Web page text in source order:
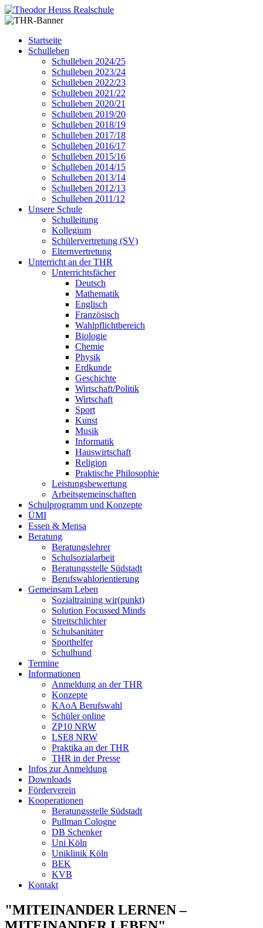
Startseite
Schulleben
Schulleben 2024/25
Schulleben 2023/24
Schulleben 2022/23
Schulleben 2021/22
Schulleben 2020/21
Schulleben 2019/20
Schulleben 2018/19
Schulleben 2017/18
Schulleben 2016/17
Schulleben 2015/16
Schulleben 2014/15
Schulleben 2013/14
Schulleben 2012/13
Schulleben 2011/12
Unsere Schule
Schulleitung
Kollegium
Schülervertretung (SV)
Elternvertretung
Unterricht an der THR
Unterrichtsfächer
Deutsch
Mathematik
Englisch
Französisch
Wahlpflichtbereich
Biologie
Chemie
Physik
Erdkunde
Geschichte
Wirtschaft/Politik
Wirtschaft
Sport
Kunst
Musik
Informatik
Hauswirtschaft
Religion
Praktische Philosophie
Leistungsbewertung
Arbeitsgemeinschaften
Schulprogramm und Konzepte
ÜMI
Essen & Mensa
Beratung
Beratungslehrer
Schulsozialarbeit
Beratungsstelle Südstadt
Berufswahlorientierung
Gemeinsam Leben
Sozialtraining wir(punkt)
Solution Focussed Minds
Streitschlichter
Schulsanitäter
Sporthelfer
Schulhund
Termine
Informationen
Anmeldung an der THR
Konzepte
KAoA Berufswahl
Schüler online
ZP10 NRW
LSE8 NRW
Praktika an der THR
THR in der Presse
Infos zur Anmeldung
Downloads
Förderverein
Kooperationen
Beratungsstelle Südstadt
Pullman Cologne
DB Schenker
Uni Köln
Uniklinik Köln
BEK
KVB
Kontakt
"MITEINANDER LERNEN –